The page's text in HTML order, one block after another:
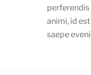
animi, id
saepe